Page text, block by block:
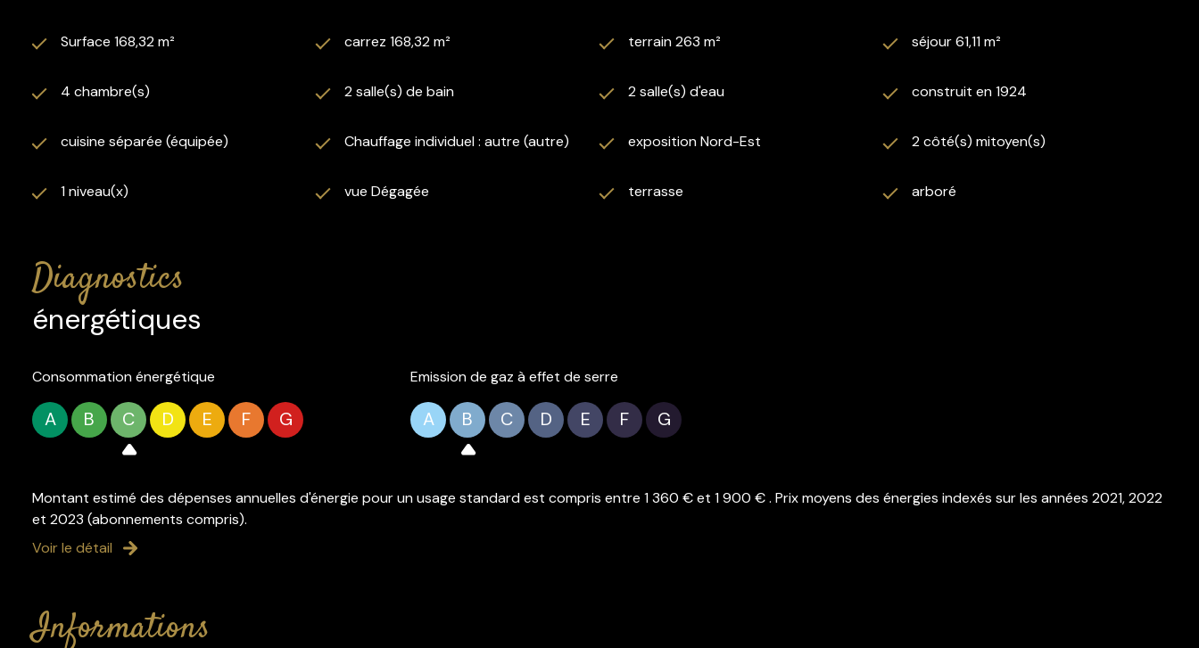
Surface 168,32 m² carrez 168,32 m² terrain 263 m² séjour 61,11 m²
4 chambre(s) 2 salle(s) de bain 2 salle(s) d'eau construit en 1924
cuisine séparée (équipée) Chauffage individuel : autre (autre) exposition Nord-Est 2 côté(s) mitoyen(s)
1 niveau(x) vue Dégagée terrasse arboré
diagnostics
énergétiques
Consommation énergétique
A B C D E F G
Emission de gaz à effet de serre
A B C D E F G
Montant estimé des dépenses annuelles d'énergie pour un usage standard est compris entre 1 360 € et 1 900 € . Prix moyens des énergies indexés sur les années 2021, 2022
et 2023 (abonnements compris).
Voir le détail
informations